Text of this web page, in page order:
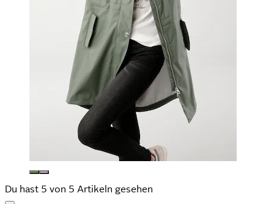
Du hast 5 von 5 Artikeln gesehen